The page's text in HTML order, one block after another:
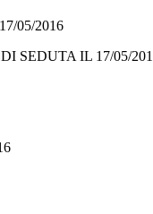
05/2016
SEDUTA IL 17/05/